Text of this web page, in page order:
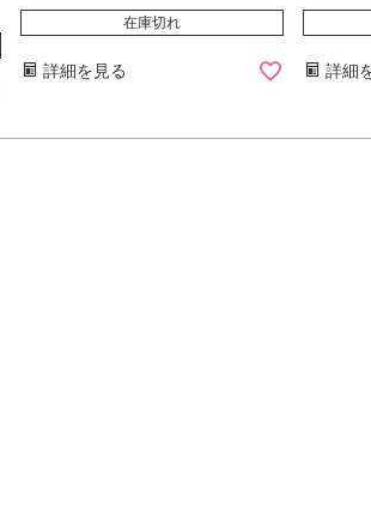
在庫切れ
詳細を見る 詳細